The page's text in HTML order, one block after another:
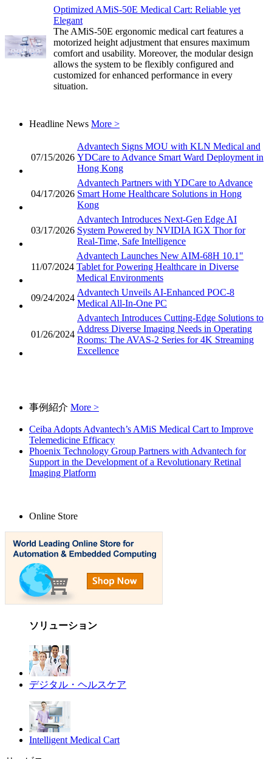
Optimized AMiS-50E Medical Cart: Reliable yet
Elegant
The AMiS-50E ergonomic medical cart features a
motorized height adjustment that ensures maximum
comfort and usability. Moreover, the modular design
allows the system to be flexibly configured and
customized for enhanced performance in every
situation.
Headline News More >
07/15/2026
Advantech Signs MOU with KLN Medical and
YDCare to Advance Smart Ward Deployment in
Hong Kong
04/17/2026
Advantech Partners with YDCare to Advance
Smart Home Healthcare Solutions in Hong
Kong
03/17/2026
Advantech Introduces Next-Gen Edge AI
System Powered by NVIDIA IGX Thor for
Real-Time, Safe Intelligence
11/07/2024
Advantech Launches New AIM-68H 10.1"
Tablet for Powering Healthcare in Diverse
Medical Environments
09/24/2024
Advantech Unveils AI-Enhanced POC-8
Medical All-In-One PC
01/26/2024
Advantech Introduces Cutting-Edge Solutions to
Address Diverse Imaging Needs in Operating
Rooms: The AVAS-2 Series for 4K Streaming
Excellence
事例紹介 More >
Ceiba Adopts Advantech’s AMiS Medical Cart to Improve
Telemedicine Efficacy
Phoenix Technology Group Partners with Advantech for
Support in the Development of a Revolutionary Retinal
Imaging Platform
Online Store
ソリューション
デジタル・ヘルスケア
Intelligent Medical Cart